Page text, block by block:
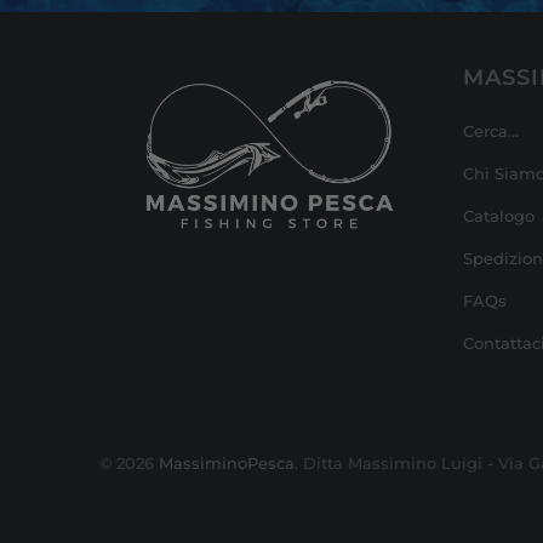
Cerca...
Chi
Catalogo
FAQs
© 2026 MassiminoPesca . Ditta Massimino Luigi - Via